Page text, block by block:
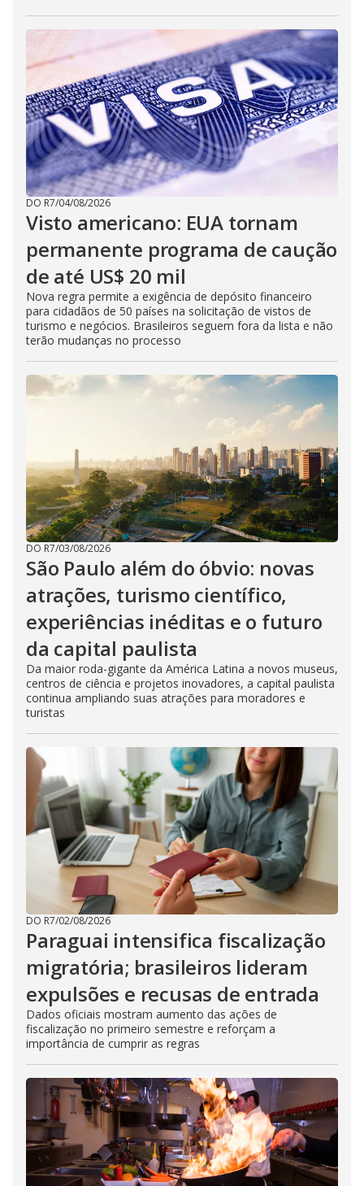
DO R7/04/08/2026
Visto americano: EUA tornam
permanente programa de caução
de até US$ 20 mil
Nova regra permite a exigência de depósito financeiro
para cidadãos de 50 países na solicitação de vistos de
turismo e negócios. Brasileiros seguem fora da lista e não
terão mudanças no processo
DO R7/03/08/2026
São Paulo além do óbvio: novas
atrações, turismo científico,
experiências inéditas e o futuro
da capital paulista
Da maior roda-gigante da América Latina a novos museus,
centros de ciência e projetos inovadores, a capital paulista
continua ampliando suas atrações para moradores e
turistas
DO R7/02/08/2026
Paraguai intensifica fiscalização
migratória; brasileiros lideram
expulsões e recusas de entrada
Dados oficiais mostram aumento das ações de
fiscalização no primeiro semestre e reforçam a
importância de cumprir as regras